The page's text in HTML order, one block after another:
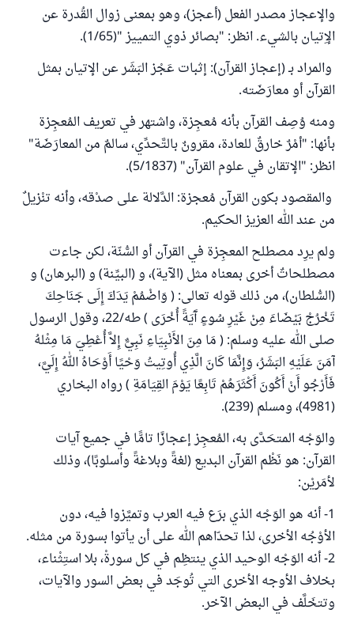
والإعجاز مصدر الفعل (أعجز)، وهو بمعنى زوال القُدرة عن
الإِتيان بالشيء. انظر: "بصائر ذوي التمييز "(1/65).
والمراد بـ (إعجاز القرآن): إثبات عَجْز البَشَر عن الإتيان بمثل
القرآن أو معارَضَته.
ومنه وُصِف القرآن بأنه مُعجِزة، واشتهر في تعريف المُعجِزة
بأنها: "أمْرٌ خارقٌ للعادة، مقرونٌ بالتَّحدِّي، سالمٌ من المعارَضَة"
انظر: "الإتقان في علوم القرآن" (5/1837).
والمقصود بكون القرآن مُعجزة: الدَّلالة على صدْقه، وأنه تنْزيلٌ
من عند الله العزيز الحكيم.
ولم يرِد مصطلح المعجِزة في القرآن أو السُّنّة، لكن جاءت
مصطلحاتٌ أخرى بمعناه مثل (الآية)، و (البيِّنة) و (البرهان) و
(السُّلطان)، من ذلك قوله تعالى: ( وَاضْمُمْ يَدَكَ إِلَى جَنَاحِكَ
تَخْرُجْ بَيْضَاءَ مِنْ غَيْرِ سُوءٍ آَيَةً أُخْرَى ) طه/22، وقول الرسول
صلى الله عليه وسلم: ( مَا مِنَ الأَنْبِيَاءِ نَبِيٌّ إِلاَّ أُعْطِيَ مَا مِثْلهُ
آمَنَ عَلَيْهِ البَشَرُ، وَإِنَّمَا كَانَ الَّذِي أُوتِيتُ وَحْيًا أَوْحَاهُ اللهُ إِلَيَّ،
فَأَرْجُو أَنْ أَكُونَ أَكْثَرَهُمْ تَابِعًا يَوْمَ القِيَامَةِ ) رواه البخاري
(4981)، ومسلم (239).
والوَجْه المتحَدَّى به، المُعجِز إعجازًا تامًّا في جميع آيات
القرآن: هو نَظْم القرآن البديع (لغةً وبلاغةً وأسلوبًا)، وذلك
لأمَريْن:
1- أنه هو الوَجْه الذي برَع فيه العرب وتميَّزوا فيه، دون
الأوْجُه الأخرى، لذا تحدّاهم الله على أن يأتوا بسورة من مثله.
2- أنه الوَجْه الوحيد الذي ينتظِم في كل سورةْ، بلا استِثْناء،
بخلاف الأوجه الأخرى التي تُوجَد في بعض السور والآيات،
وتتخَلَّف في البعض الآخر.